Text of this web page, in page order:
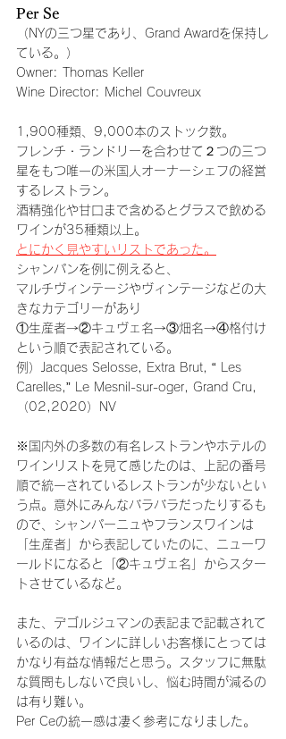
Per Se
（NYの三つ星であり、Grand Awardを保持し
ている。）
Owner: Thomas Keller
Wine Director: Michel Couvreux
1,900種類、9,000本のストック数。
フレンチ・ランドリーを合わせて２つの三つ
星をもつ唯一の米国人オーナーシェフの経営
するレストラン。
酒精強化や甘口まで含めるとグラスで飲める
ワインが35種類以上。
とにかく見やすいリストであった。
シャンパンを例に例えると、
マルチヴィンテージやヴィンテージなどの大
きなカテゴリーがあり
①生産者→②キュヴェ名→③畑名→④格付け
という順で表記されている。
例）Jacques Selosse, Extra Brut, “ Les
Carelles,” Le Mesnil-sur-oger, Grand Cru,
（02,2020）NV
※国内外の多数の有名レストランやホテルの
ワインリストを見て感じたのは、上記の番号
順で統一されているレストランが少ないとい
う点。意外にみんなバラバラだったりするも
ので、シャンパーニュやフランスワインは
「生産者」から表記していたのに、ニューワ
ールドになると「②キュヴェ名」からスター
トさせているなど。
また、デゴルジュマンの表記まで記載されて
いるのは、ワインに詳しいお客様にとっては
かなり有益な情報だと思う。スタッフに無駄
な質問もしないで良いし、悩む時間が減るの
は有り難い。
Per Ceの統一感は凄く参考になりました。